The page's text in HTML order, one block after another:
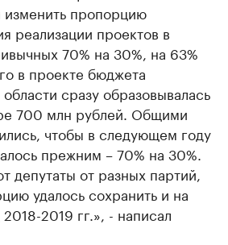
изменить пропорцию
реализации проектов в
70% на 30%, на 63%
в проекте бюджета
сразу образовывалась
700 млн рублей. Общими
чтобы в следующем году
прежним – 70% на 30%.
депутаты от разных партий,
удалось сохранить и на
2019 гг.», - написал